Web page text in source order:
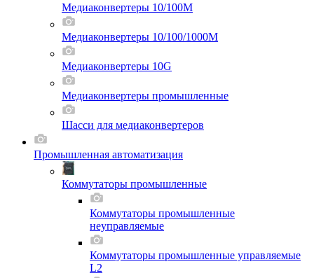
Медиаконвертеры 10/100M
Медиаконвертеры 10/100/1000M
Медиаконвертеры 10G
Медиаконвертеры промышленные
Шасси для мeдиаконвертеров
Промышленная автоматизация
Коммутаторы промышленные
Коммутаторы промышленные
неуправляемые
Коммутаторы промышленные управляемые
L2